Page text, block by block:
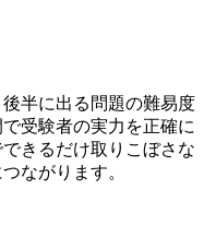
半に出る問題の難易度
受験者の実力を正確に
きるだけ取りこぼさな
ながります。